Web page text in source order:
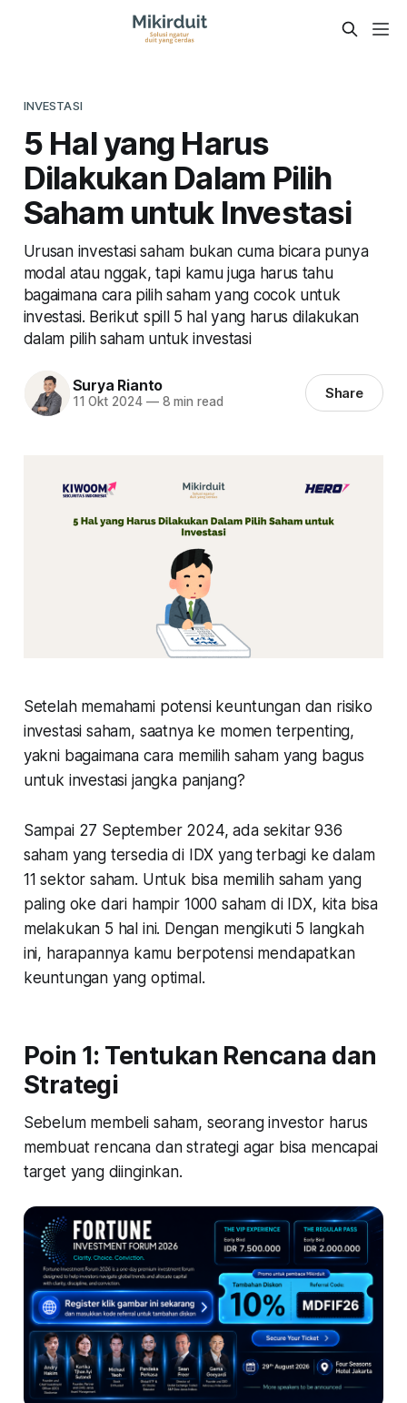
INVESTASI
5 Hal yang Harus
Dilakukan Dalam Pilih
Saham untuk Investasi
Urusan investasi saham bukan cuma bicara punya
modal atau nggak, tapi kamu juga harus tahu
bagaimana cara pilih saham yang cocok untuk
investasi. Berikut spill 5 hal yang harus dilakukan
dalam pilih saham untuk investasi
Surya Rianto
11 Okt 2024 —8 min read Share
Setelah memahami potensi keuntungan dan risiko
investasi saham, saatnya ke momen terpenting,
yakni bagaimana cara memilih saham yang bagus
untuk investasi jangka panjang?
Sampai 27 September 2024, ada sekitar 936
saham yang tersedia di IDX yang terbagi ke dalam
11 sektor saham. Untuk bisa memilih saham yang
paling oke dari hampir 1000 saham di IDX, kita bisa
melakukan 5 hal ini. Dengan mengikuti 5 langkah
ini, harapannya kamu berpotensi mendapatkan
keuntungan yang optimal.
Poin 1: Tentukan Rencana dan
Strategi
Sebelum membeli saham, seorang investor harus
membuat rencana dan strategi agar bisa mencapai
target yang diinginkan.